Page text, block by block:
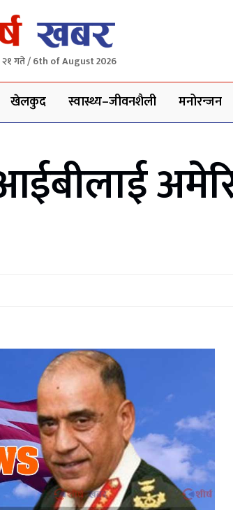
२१ गते / 6th of August 2026
खेलकुद स्वास्थ्य–जीवनशैली मनोरन्जन